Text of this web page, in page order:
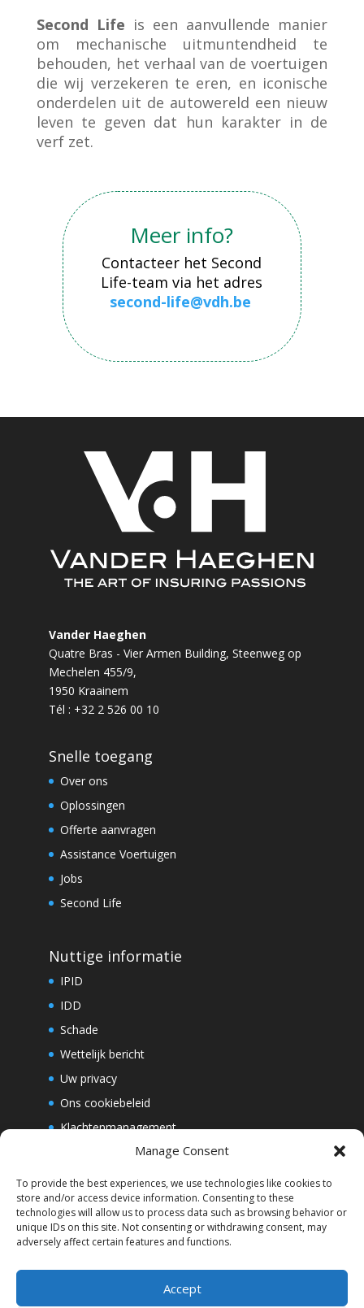
Manage Consent
To provide the best experiences, we use technologies like cookies to
store and/or access device information. Consenting to these
technologies will allow us to process data such as browsing behavior or
unique IDs on this site. Not consenting or withdrawing consent, may
adversely affect certain features and functions.
Accept
Second Life is een aanvullende manier
om mechanische uitmuntendheid te
behouden, het verhaal van de voertuigen
die wij verzekeren te eren, en iconische
onderdelen uit de autowereld een nieuw
leven te geven dat hun karakter in de
verf zet.
Meer info?
Contacteer het Second
Life-team via het adres
second-life@vdh.be
Vander Haeghen
Quatre Bras - Vier Armen Building, Steenweg op
Mechelen 455/9,
1950 Kraainem
Tél : +32 2 526 00 10
Snelle toegang
Over ons
Oplossingen
Offerte aanvragen
Assistance Voertuigen
Jobs
Second Life
Nuttige informatie
IPID
IDD
Schade
Wettelijk bericht
Uw privacy
Ons cookiebeleid
Klachtenmanagement
Whistleblowing
Abonneer u op onze nieuwsbrief